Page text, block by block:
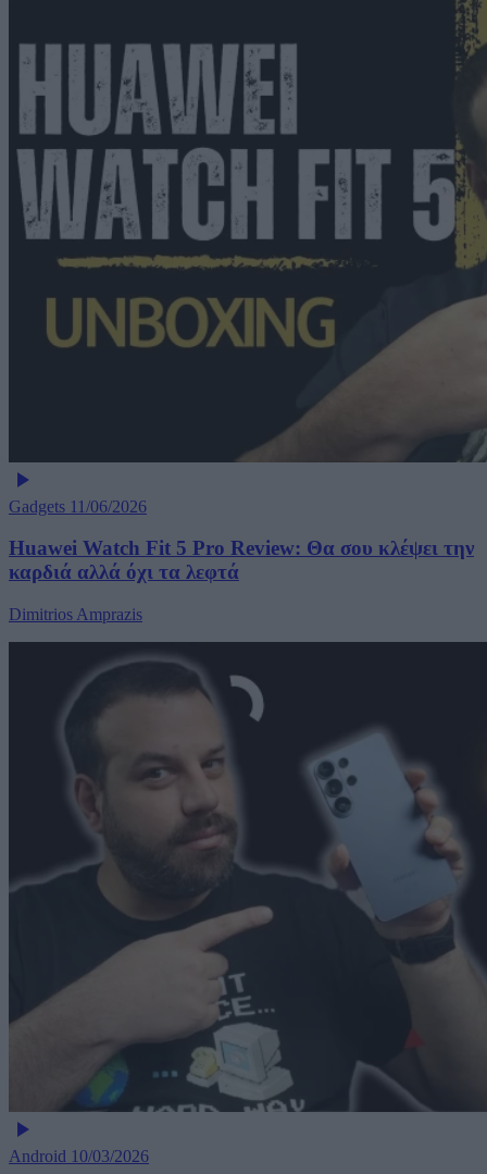
Gadgets 11/06/2026
Huawei Watch Fit 5 Pro Review: Θα σου κλέψει την
καρδιά αλλά όχι τα λεφτά
Dimitrios Amprazis
Android 10/03/2026